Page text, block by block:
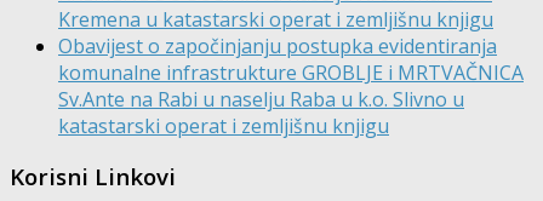
Kremena u katastarski operat i zemljišnu knjigu
Obavijest o započinjanju postupka evidentiranja
komunalne infrastrukture GROBLJE i MRTVAČNICA
Sv.Ante na Rabi u naselju Raba u k.o. Slivno u
katastarski operat i zemljišnu knjigu
Korisni Linkovi